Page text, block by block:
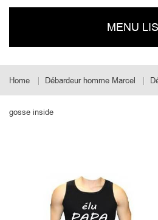
MENU
Home Débardeur homme Marcel
gosse inside